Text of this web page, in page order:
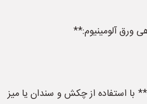
آلومینیوم:**
استفاده از چکش و سندان یا میز